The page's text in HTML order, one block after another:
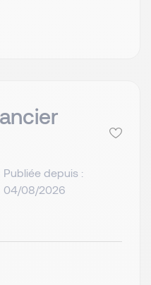
Publiée depuis :
04/08/2026